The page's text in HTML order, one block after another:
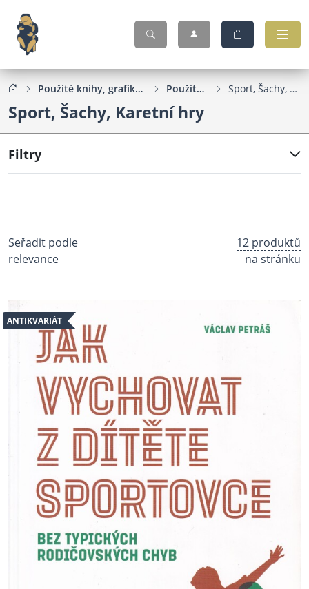
Použité knihy, grafika, pohlednice... Použité knihy Sport, Šachy, Karetní hry
Sport, Šachy, Karetní hry
Filtry
Seřadit podle
relevance
12 produktů
na stránku
ANTIKVARIÁT